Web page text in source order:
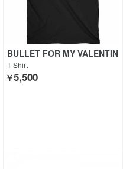
BULLET FOR MY VALENTIN
E
T-Shirt
￥5,500